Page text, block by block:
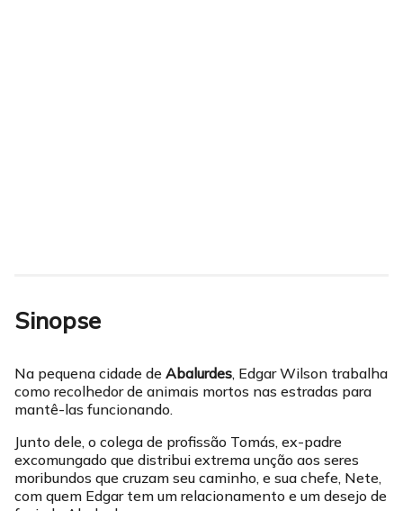
Sinopse
Na pequena cidade de Abalurdes, Edgar Wilson trabalha
como recolhedor de animais mortos nas estradas para
mantê-las funcionando.
Junto dele, o colega de profissão Tomás, ex-padre
excomungado que distribui extrema unção aos seres
moribundos que cruzam seu caminho, e sua chefe, Nete,
com quem Edgar tem um relacionamento e um desejo de